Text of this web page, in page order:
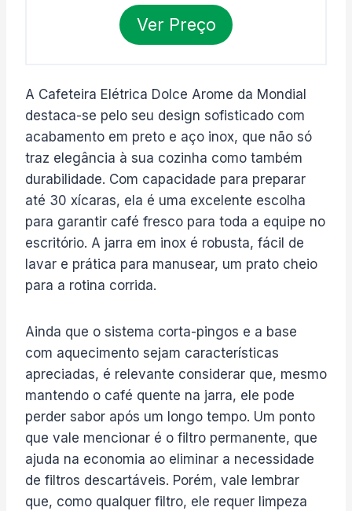
Ver Preço
A Cafeteira Elétrica Dolce Arome da Mondial
destaca-se pelo seu design sofisticado com
acabamento em preto e aço inox, que não só
traz elegância à sua cozinha como também
durabilidade. Com capacidade para preparar
até 30 xícaras, ela é uma excelente escolha
para garantir café fresco para toda a equipe no
escritório. A jarra em inox é robusta, fácil de
lavar e prática para manusear, um prato cheio
para a rotina corrida.
Ainda que o sistema corta-pingos e a base
com aquecimento sejam características
apreciadas, é relevante considerar que, mesmo
mantendo o café quente na jarra, ele pode
perder sabor após um longo tempo. Um ponto
que vale mencionar é o filtro permanente, que
ajuda na economia ao eliminar a necessidade
de filtros descartáveis. Porém, vale lembrar
que, como qualquer filtro, ele requer limpeza